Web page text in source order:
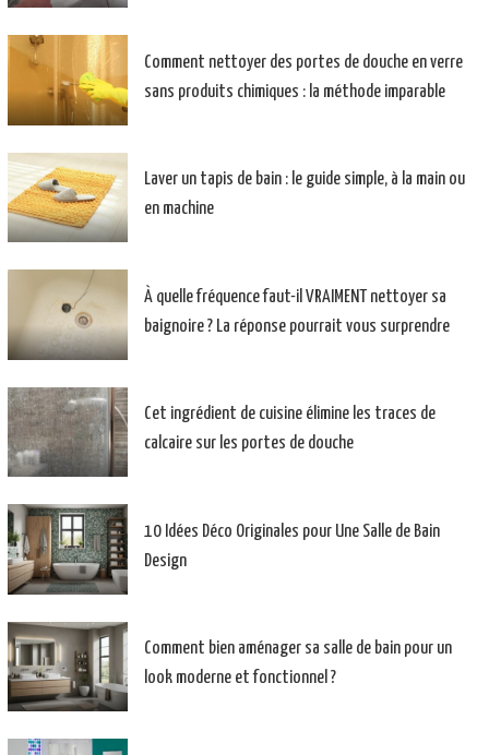
Comment nettoyer des portes de douche en verre
sans produits chimiques : la méthode imparable
Laver un tapis de bain : le guide simple, à la main ou
en machine
À quelle fréquence faut-il VRAIMENT nettoyer sa
baignoire ? La réponse pourrait vous surprendre
Cet ingrédient de cuisine élimine les traces de
calcaire sur les portes de douche
10 Idées Déco Originales pour Une Salle de Bain
Design
Comment bien aménager sa salle de bain pour un
look moderne et fonctionnel ?